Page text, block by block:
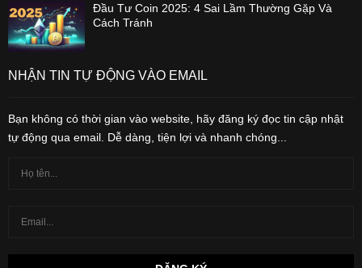
Đầu Tư Coin 2025: 4 Sai Lầm Thường Gặp Và
Cách Tránh
NHẬN TIN TỰ ĐỘNG VÀO EMAIL
Bạn không có thời gian vào website, hãy đăng ký đọc tin cập nhật
tự động qua email. Dễ dàng, tiện lợi và nhanh chóng...